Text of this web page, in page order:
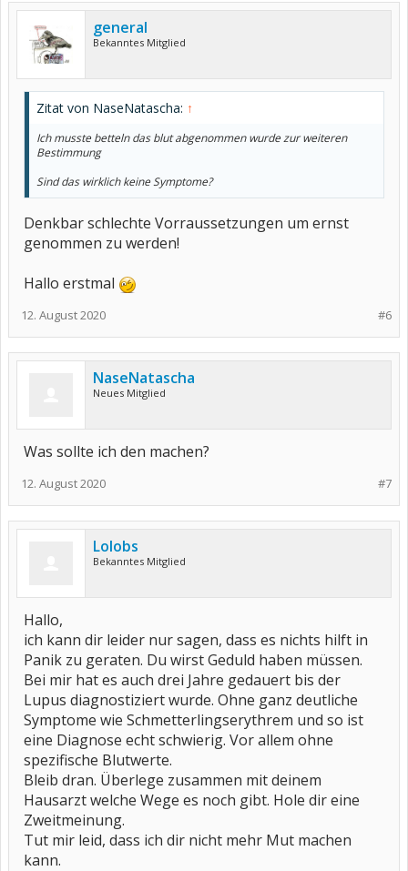
general
Bekanntes Mitglied
Zitat von NaseNatascha: ↑
Ich musste betteln das blut abgenommen wurde zur weiteren
Bestimmung
Sind das wirklich keine Symptome?
Denkbar schlechte Vorraussetzungen um ernst
genommen zu werden!
Hallo erstmal
#6
12. August 2020
NaseNatascha
Neues Mitglied
Was sollte ich den machen?
#7
12. August 2020
Lolobs
Bekanntes Mitglied
Hallo,
ich kann dir leider nur sagen, dass es nichts hilft in
Panik zu geraten. Du wirst Geduld haben müssen.
Bei mir hat es auch drei Jahre gedauert bis der
Lupus diagnostiziert wurde. Ohne ganz deutliche
Symptome wie Schmetterlingserythrem und so ist
eine Diagnose echt schwierig. Vor allem ohne
spezifische Blutwerte.
Bleib dran. Überlege zusammen mit deinem
Hausarzt welche Wege es noch gibt. Hole dir eine
Zweitmeinung.
Tut mir leid, dass ich dir nicht mehr Mut machen
kann.